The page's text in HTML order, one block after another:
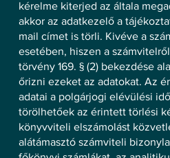
kérelme kiterjed az általa
akkor az adatkezelő a
mail címet is törli. Kivéve a
esetében, hiszen a
törvény 169. § (2) bekezdése
őrizni ezeket az adatokat. Az
adatai a polgárjogi elévülési
törölhetőek az érintett törlési
könyvviteli elszámolást
alátámasztó számviteli